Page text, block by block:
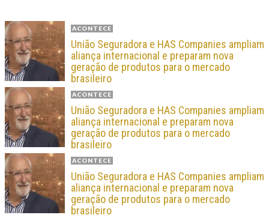
ACONTECE
União Seguradora e HAS Companies ampliam
aliança internacional e preparam nova
geração de produtos para o mercado
brasileiro
ACONTECE
União Seguradora e HAS Companies ampliam
aliança internacional e preparam nova
geração de produtos para o mercado
brasileiro
ACONTECE
União Seguradora e HAS Companies ampliam
aliança internacional e preparam nova
geração de produtos para o mercado
brasileiro